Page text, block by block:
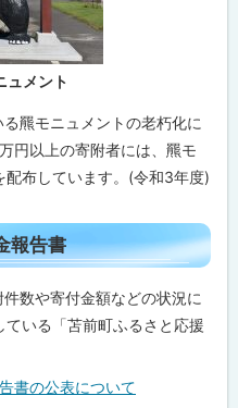
ュメント
羆モニュメントの老朽化に
円以上の寄附者には、羆モ
布しています。(令和3年度)
報告書
数や寄付金額などの状況に
いる「苫前町ふるさと応援
書の公表について